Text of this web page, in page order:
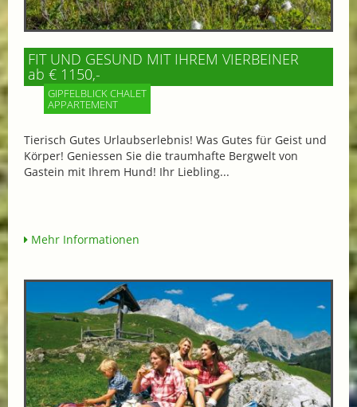
FIT UND GESUND MIT IHREM VIERBEINER
ab € 1150,-
GIPFELBLICK CHALET
APPARTEMENT
Tierisch Gutes Urlaubserlebnis! Was Gutes für Geist und
Körper! Geniessen Sie die traumhafte Bergwelt von
Gastein mit Ihrem Hund! Ihr Liebling...
Mehr Informationen